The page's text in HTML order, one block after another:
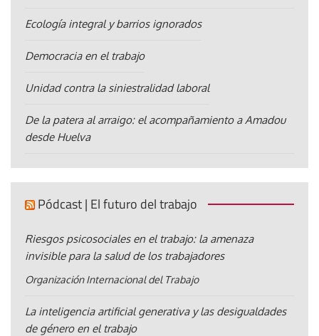
Ecología integral y barrios ignorados
Democracia en el trabajo
Unidad contra la siniestralidad laboral
De la patera al arraigo: el acompañamiento a Amadou
desde Huelva
Pódcast | El futuro del trabajo
Riesgos psicosociales en el trabajo: la amenaza
invisible para la salud de los trabajadores
Organización Internacional del Trabajo
La inteligencia artificial generativa y las desigualdades
de género en el trabajo